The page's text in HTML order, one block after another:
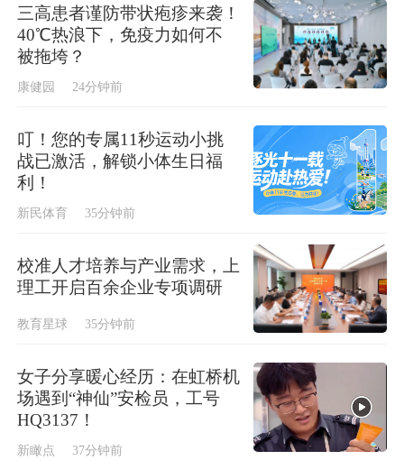
三高患者谨防带状疱疹来袭！
40℃热浪下，免疫力如何不
被拖垮？
康健园 24分钟前
叮！您的专属11秒运动小挑
战已激活，解锁小体生日福
利！
新民体育 35分钟前
校准人才培养与产业需求，上
理工开启百余企业专项调研
教育星球 35分钟前
女子分享暖心经历：在虹桥机
场遇到“神仙”安检员，工号
HQ3137！
新瞰点 37分钟前